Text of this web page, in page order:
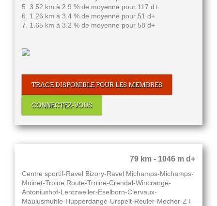
5. 3.52 km à 2.9 % de moyenne pour 117 d+
6. 1.26 km à 3.4 % de moyenne pour 51 d+
7. 1.65 km à 3.2 % de moyenne pour 58 d+
TRACE DISPONIBLE POUR LES MEMBRES
CONNECTEZ-VOUS
79 km - 1046 m d+
Centre sportif-Ravel Bizory-Ravel Michamps-Michamps-
Moinet-Troine Route-Troine-Crendal-Wincrange-
Antoniushof-Lentzweiler-Eselborn-Clervaux-
Maulusmuhle-Hupperdange-Urspelt-Reuler-Mecher-Z I